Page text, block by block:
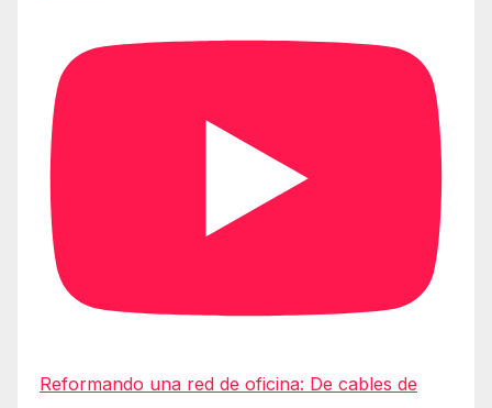
Reformando una red de oficina: De cables de